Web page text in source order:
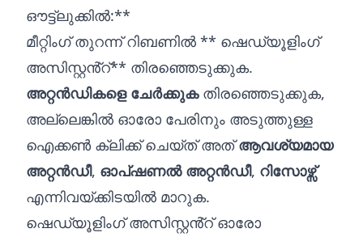
ഔട്ട്ലുക്കിൽ:**
മീറ്റിംഗ് തുറന്ന് റിബണിൽ ** ഷെഡ്യൂളിംഗ്
അസിസ്റ്റൻ്റ്** തിരഞ്ഞെടുക്കുക.
അറ്റൻഡികളെ ചേർക്കുകതിരഞ്ഞെടുക്കുക,
അല്ലെങ്കിൽ ഓരോ പേരിനും അടുത്തുള്ള
ഐക്കൺ ക്ലിക്ക് ചെയ്ത് അത്ആവശ്യമായ
അറ്റൻഡീ, ഓപ്ഷണൽ അറ്റൻഡീ, റിസോഴ്സ്
എന്നിവയ്ക്കിടയിൽ മാറുക.
ഷെഡ്യൂളിംഗ് അസിസ്റ്റൻ്റ് ഓരോ